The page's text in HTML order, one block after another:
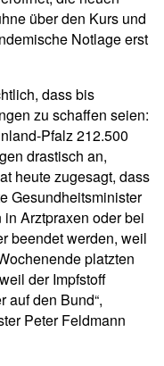
über den Kurs und
Notlage erst
dass bis
zu schaffen seien:
Pfalz 212.500
drastisch an,
heute zugesagt, dass
Gesundheitsminister
Arztpraxen oder bei
beendet werden, weil
platzten
der Impfstoff
auf den Bund“,
Peter Feldmann